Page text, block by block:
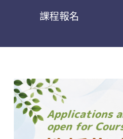
課程報名